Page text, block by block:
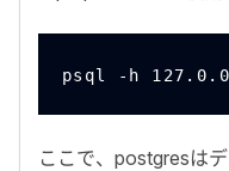
psql -h
ここで、 postgresは